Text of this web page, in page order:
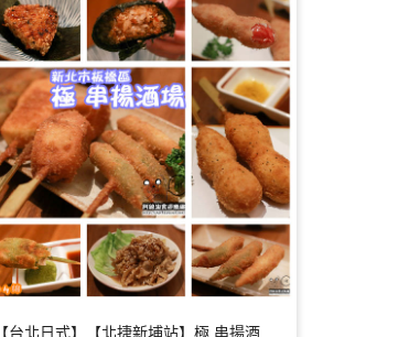
【台北日式】【北捷新埔站】極 串揚酒